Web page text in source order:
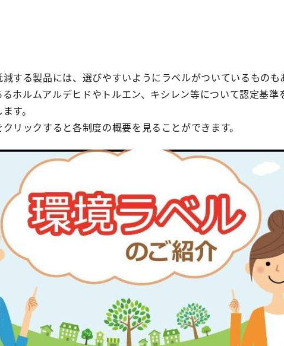
する製品には、選びやすいようにラベルがついているものも
ホルムアルデヒドやトルエン、キシレン等について認定基準
す。
リックすると各制度の概要を見ることができます。